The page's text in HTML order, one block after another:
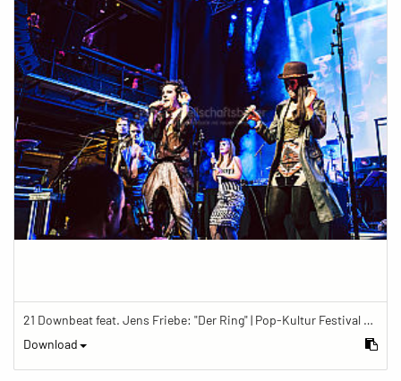
21 Downbeat feat. Jens Friebe: "Der Ring" | Pop-Kultur Festival 2019
Download